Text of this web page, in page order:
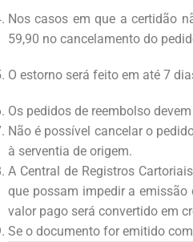
Nos casos em que a certidão
59,90 no cancelamento do
O estorno será feito em até 7
Os pedidos de reembolso
Não é possível cancelar o
à serventia de origem.
A Central de Registros
que possam impedir a emissão
valor pago será convertido em
Se o documento for emitido